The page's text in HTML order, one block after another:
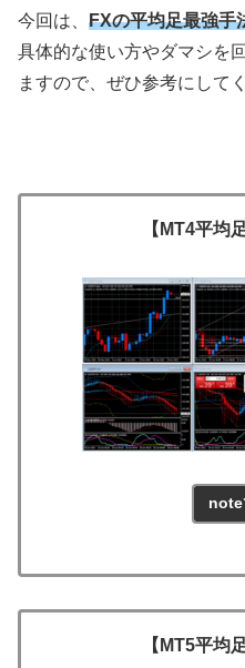
今回は、 FXの平均足最強手
具体的な使い方やダマシを
ますので、ぜひ参考にして
【MT4平均
note
【MT5平均